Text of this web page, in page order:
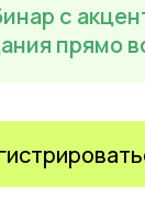
с
прямо